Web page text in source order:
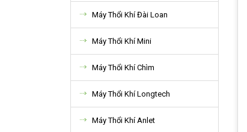
Máy Thổi Khí Đài Loan
Máy Thổi Khí Mini
Máy Thổi Khí Chìm
Máy Thổi Khí Longtech
Máy Thổi Khí Anlet